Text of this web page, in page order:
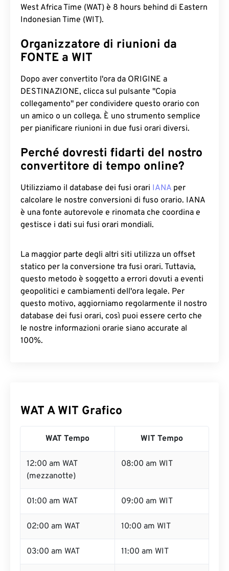
West Africa Time (WAT) è 8 hours behind di Eastern
Indonesian Time (WIT).
Organizzatore di riunioni da
FONTE a WIT
Dopo aver convertito l'ora da ORIGINE a
DESTINAZIONE, clicca sul pulsante "Copia
collegamento" per condividere questo orario con
un amico o un collega. È uno strumento semplice
per pianificare riunioni in due fusi orari diversi.
Perché dovresti fidarti del nostro
convertitore di tempo online?
Utilizziamo il database dei fusi orari IANA per
calcolare le nostre conversioni di fuso orario. IANA
è una fonte autorevole e rinomata che coordina e
gestisce i dati sui fusi orari mondiali.
La maggior parte degli altri siti utilizza un offset
statico per la conversione tra fusi orari. Tuttavia,
questo metodo è soggetto a errori dovuti a eventi
geopolitici e cambiamenti dell'ora legale. Per
questo motivo, aggiorniamo regolarmente il nostro
database dei fusi orari, così puoi essere certo che
le nostre informazioni orarie siano accurate al
100%.
WAT A WIT Grafico
WAT Tempo WIT Tempo
12:00 am WAT
(mezzanotte)
08:00 am WIT
01:00 am WAT 09:00 am WIT
02:00 am WAT 10:00 am WIT
03:00 am WAT 11:00 am WIT